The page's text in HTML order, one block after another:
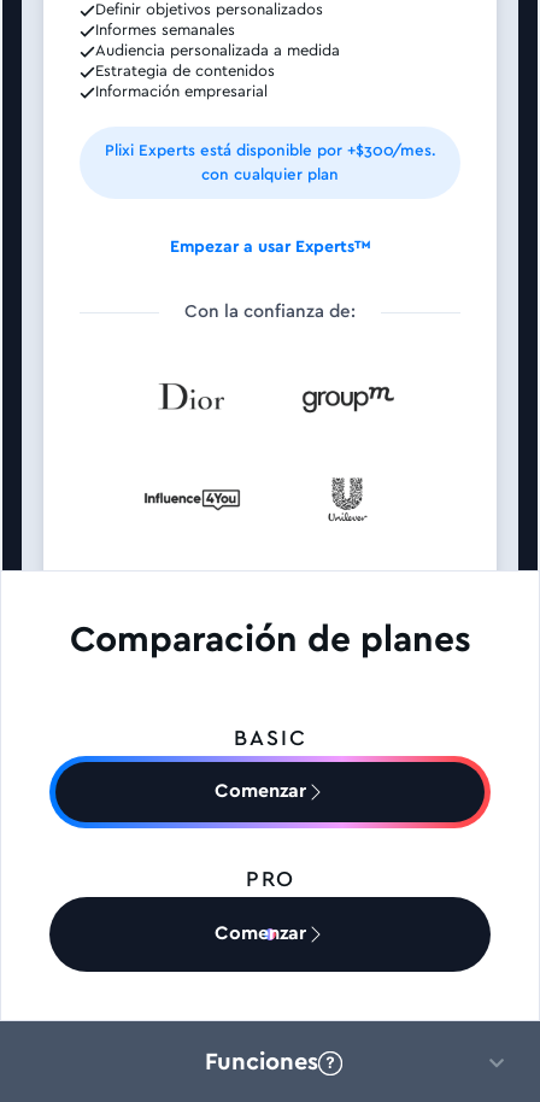
Definir objetivos personalizados
Informes semanales
Audiencia personalizada a medida
Estrategia de contenidos
Información empresarial
Plixi Experts está disponible por +$300/mes.
con cualquier plan
Empezar a usar Experts™
Con la confianza de:
Comparación de planes
BASIC
Comenzar
PRO
Comenzar
Funciones